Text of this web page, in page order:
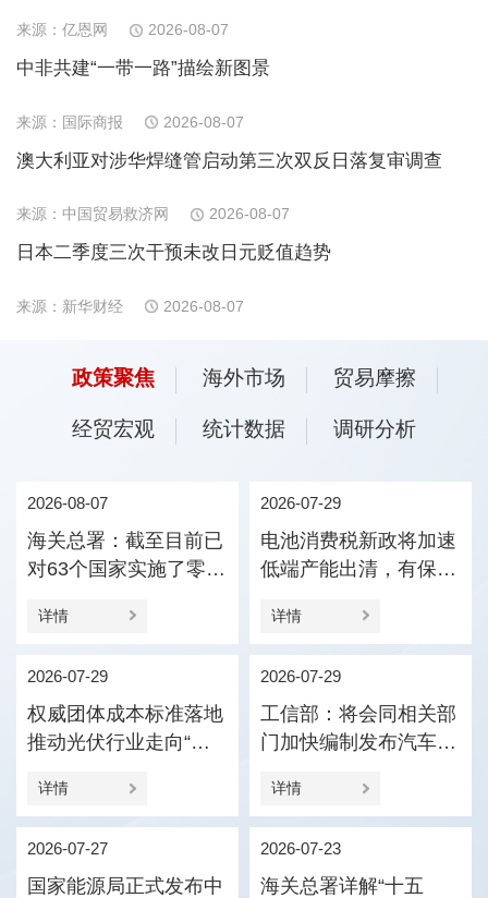
来源：亿恩网 2026-08-07
中非共建“一带一路”描绘新图景
来源：国际商报 2026-08-07
澳大利亚对涉华焊缝管启动第三次双反日落复审调查
来源：中国贸易救济网 2026-08-07
日本二季度三次干预未改日元贬值趋势
来源：新华财经 2026-08-07
政策聚焦 海外市场 贸易摩擦
经贸宏观 统计数据 调研分析
2026-08-07
海关总署：截至目前已
对63个国家实施了零关
详情
2026-07-29
电池消费税新政将加速
低端产能出清，有保有
详情
2026-07-29
权威团体成本标准落地
推动光伏行业走向“价
详情
2026-07-29
工信部：将会同相关部
门加快编制发布汽车企
指引
详情
2026-07-27
国家能源局正式发布中
2026-07-23
海关总署详解“十五